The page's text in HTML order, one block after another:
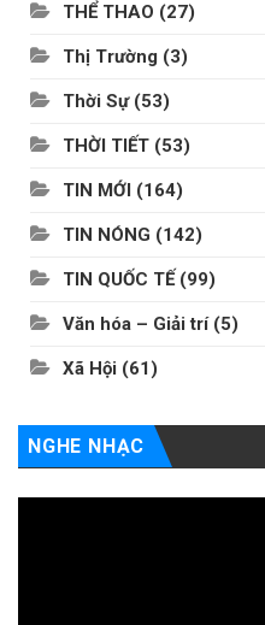
THỂ THAO (27)
Thị Trường (3)
Thời Sự(53)
THỜI TIẾT (53)
TIN MỚI (164)
TIN NÓNG (142)
TIN QUỐC TẾ (99)
Văn hóa – Giải trí(5)
Xã Hội (61)
NGHE NHẠC